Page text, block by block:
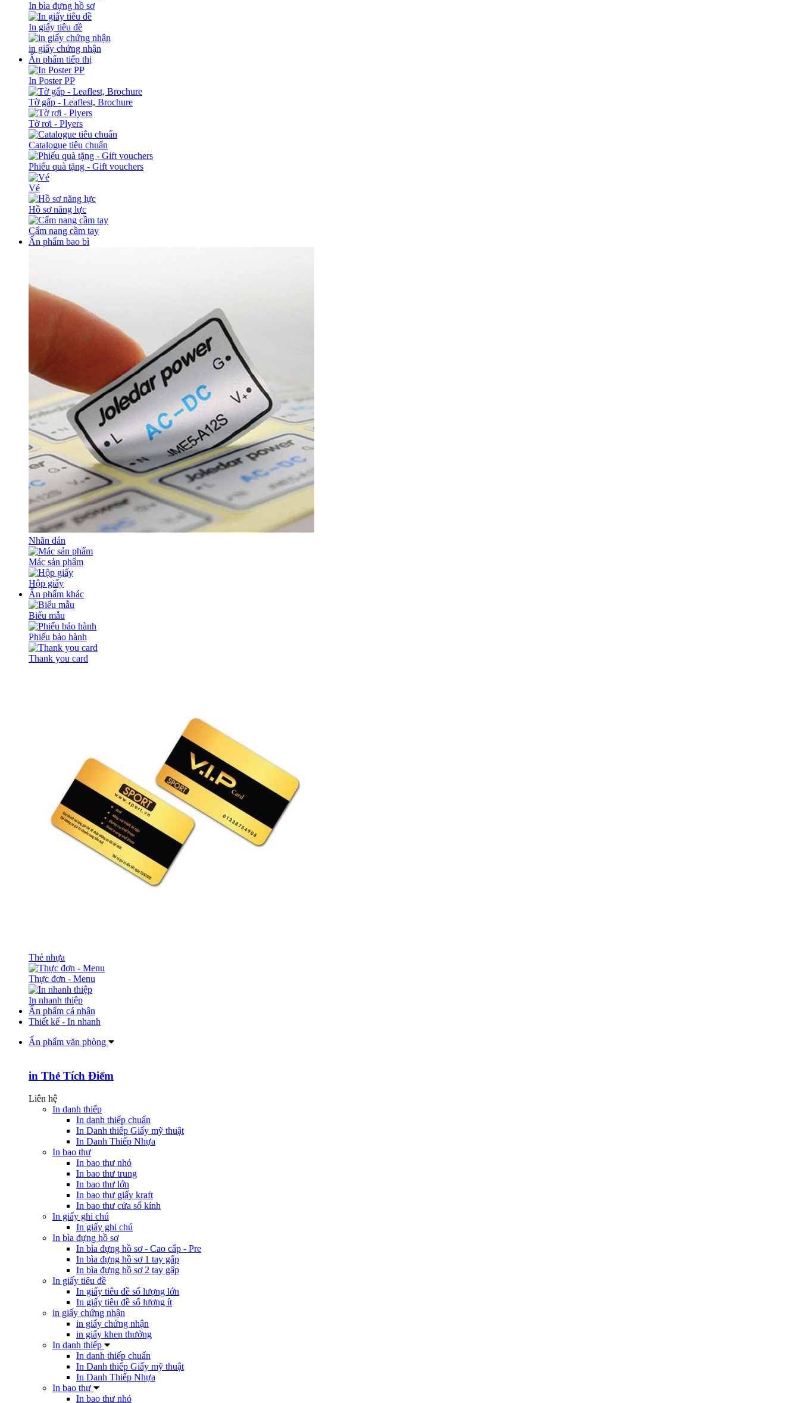
In bìa đựng hồ sơ
In giấy tiêu đề
in giấy chứng nhận
Ấn phẩm tiếp thị
In Poster PP
Tờ gấp - Leaflest, Brochure
Tờ rơi - Plyers
Catalogue tiêu chuẩn
Phiếu quà tặng - Gift vouchers
Vé
Hồ sơ năng lực
Cẩm nang cầm tay
Ấn phẩm bao bì
Nhãn dán
Mác sản phẩm
Hộp giấy
Ấn phẩm khác
Biểu mẫu
Phiếu bảo hành
Thank you card
Thẻ nhựa
Thực đơn - Menu
In nhanh thiệp
Ấn phẩm cá nhân
Thiết kế - In nhanh
Ấn phẩm văn phòng
in Thẻ Tích Điểm
Liên hệ
In danh thiếp
In danh thiếp chuẩn
In Danh thiếp Giấy mỹ thuật
In Danh Thiếp Nhựa
In bao thư
In bao thư nhỏ
In bao thư trung
In bao thư lớn
In bao thư giấy kraft
In bao thư cửa sổ kính
In giấy ghi chú
In giấy ghi chú
In bìa đựng hồ sơ
In bìa đựng hồ sơ - Cao cấp - Pre
In bìa đựng hồ sơ 1 tay gấp
In bìa đựng hồ sơ 2 tay gấp
In giấy tiêu đề
In giấy tiêu đề số lượng lớn
In giấy tiêu đề số lượng ít
in giấy chứng nhận
in giấy chứng nhận
in giấy khen thưởng
In danh thiếp
In danh thiếp chuẩn
In Danh thiếp Giấy mỹ thuật
In Danh Thiếp Nhựa
In bao thư
In bao thư nhỏ